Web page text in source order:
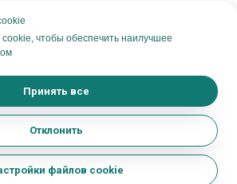
чтобы обеспечить наилучшее
Принять все
Отклонить
файлов cookie